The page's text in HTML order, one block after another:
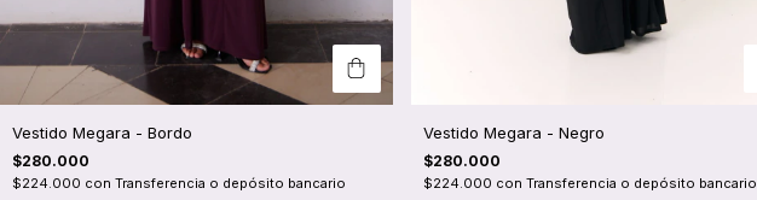
Vestido Megara - Bordo
$280.000
$224.000 con Transferencia o depósito bancario
Vestido Megara - Negro
$280.000
$224.000 con Transferencia o depósito bancario